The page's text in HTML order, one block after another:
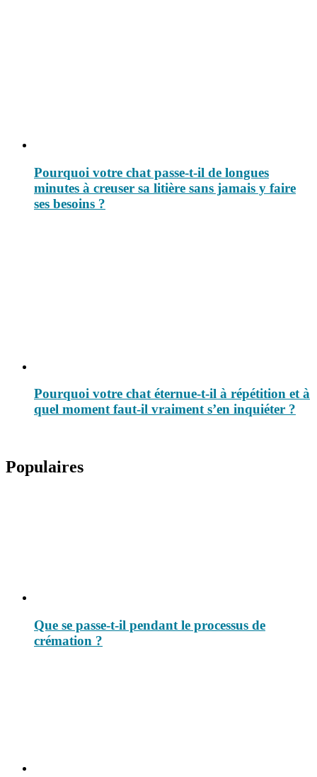
Pourquoi votre chat passe-t-il de longues
minutes à creuser sa litière sans jamais y faire
ses besoins ?
Pourquoi votre chat éternue-t-il à répétition et à
quel moment faut-il vraiment s’en inquiéter ?
Populaires
Que se passe-t-il pendant le processus de
crémation ?